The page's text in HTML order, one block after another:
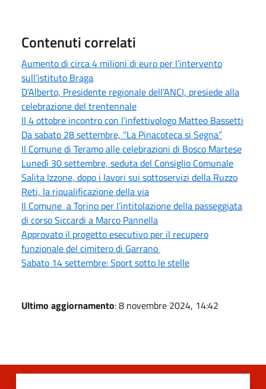
Contenuti correlati
Aumento di circa 4 milioni di euro per l’intervento
sull’istituto Braga
D’Alberto, Presidente regionale dell’ANCI, presiede alla
celebrazione del trentennale
Il 4 ottobre incontro con l’infettivologo Matteo Bassetti
Da sabato 28 settembre, “La Pinacoteca si Segna”
Il Comune di Teramo alle celebrazioni di Bosco Martese
Lunedì 30 settembre, seduta del Consiglio Comunale
Salita Izzone, dopo i lavori sui sottoservizi della Ruzzo
Reti, la riqualificazione della via
Il Comune a Torino per l’intitolazione della passeggiata
di corso Siccardi a Marco Pannella
Approvato il progetto esecutivo per il recupero
funzionale del cimitero di Garrano
Sabato 14 settembre: Sport sotto le stelle
Ultimo aggiornamento: 8 novembre 2024, 14:42